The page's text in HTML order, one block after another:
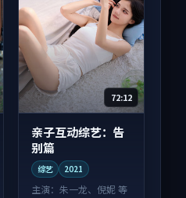
72:12
亲子互动综艺：告
别篇
综艺 2021
主演：朱一龙、倪妮 等